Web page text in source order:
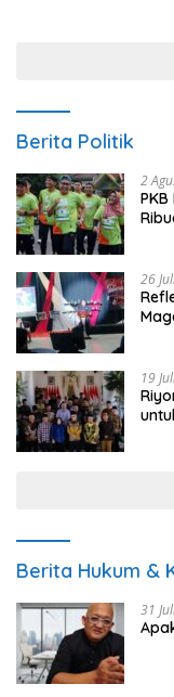
Berita Politik
2
26
19
Berita Hukum &
31